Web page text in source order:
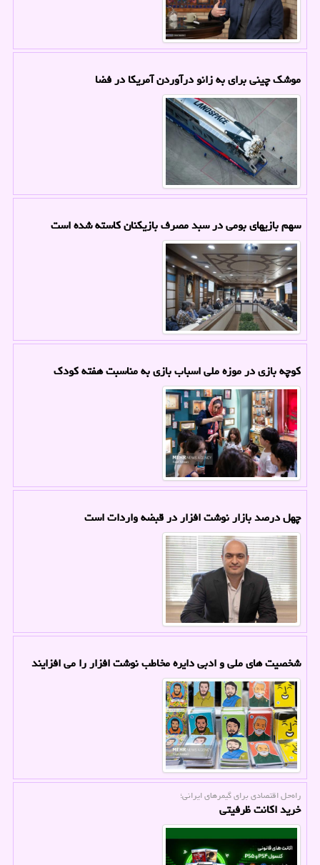
موشک چینی برای به زانو درآوردن آمریکا در فضا
سهم بازیهای بومی در سبد مصرف بازیکنان کاسته شده است
کوچه بازی در موزه ملی اسباب بازی به مناسبت هفته کودک
چهل درصد بازار نوشت افزار در قبضه واردات است
شخصیت های ملی و ادبی دایره مخاطب نوشت افزار را می افزایند
راه‌حل اقتصادی برای گیمرهای ایرانی؛
خرید اکانت ظرفیتی